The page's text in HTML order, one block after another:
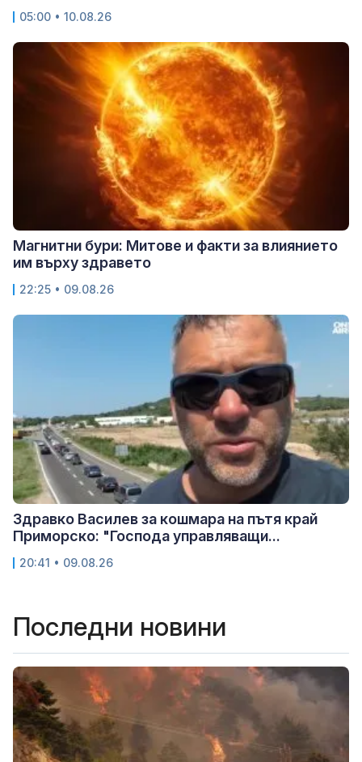
05:00 • 10.08.26
Магнитни бури: Митове и факти за влиянието
им върху здравето
22:25 • 09.08.26
Здравко Василев за кошмара на пътя край
Приморско: "Господа управляващи...
20:41 • 09.08.26
Последни новини